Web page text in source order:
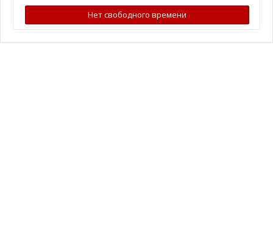
Нет свободного времени